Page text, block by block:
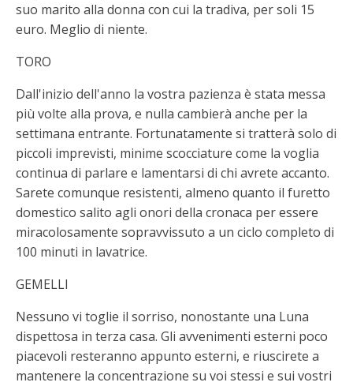
suo marito alla donna con cui la tradiva, per soli 15
euro. Meglio di niente.
TORO
Dall'inizio dell'anno la vostra pazienza è stata messa
più volte alla prova, e nulla cambierà anche per la
settimana entrante. Fortunatamente si tratterà solo di
piccoli imprevisti, minime scocciature come la voglia
continua di parlare e lamentarsi di chi avrete accanto.
Sarete comunque resistenti, almeno quanto il furetto
domestico salito agli onori della cronaca per essere
miracolosamente sopravvissuto a un ciclo completo di
100 minuti in lavatrice.
GEMELLI
Nessuno vi toglie il sorriso, nonostante una Luna
dispettosa in terza casa. Gli avvenimenti esterni poco
piacevoli resteranno appunto esterni, e riuscirete a
mantenere la concentrazione su voi stessi e sui vostri